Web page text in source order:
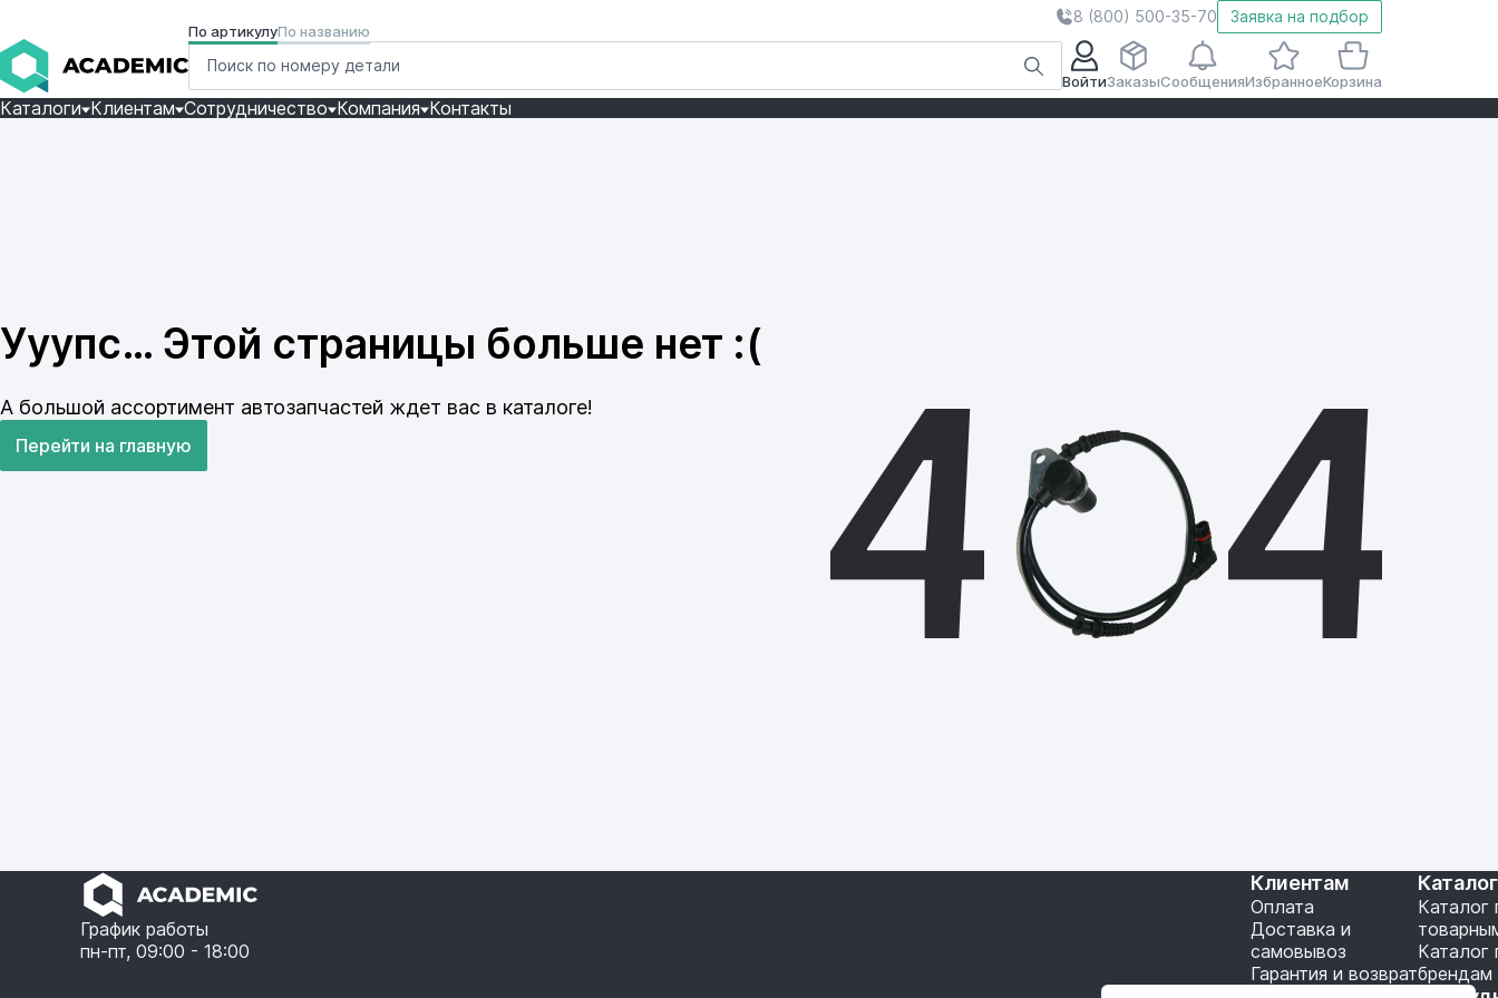
8 (800) 500-35-70 Заявка на подбор
По артикулуПо названию
ВойтиЗаказыСообщенияИзбранноеКорзина
Каталоги Клиентам Сотрудничество Компания Контакты
Ууупс… Этой страницы больше нет :(
А большой ассортимент автозапчастей ждет вас в каталоге!
Перейти на главную
График работы
пн-пт, 09:00 - 18:00
Клиентам
Оплата
Доставка и
самовывоз
Гарантия и возврат
Каталог
Каталог
брендам